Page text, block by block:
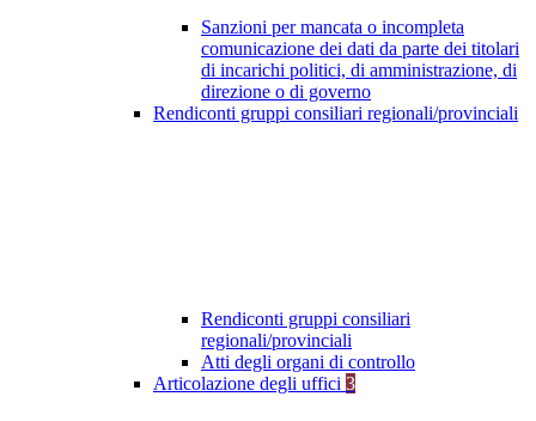
Sanzioni per mancata o incompleta
comunicazione dei dati da parte dei titolari
di incarichi politici, di amministrazione, di
direzione o di governo
Rendiconti gruppi consiliari regionali/provinciali
Rendiconti gruppi consiliari
regionali/provinciali
Atti degli organi di controllo
Articolazione degli uffici 3